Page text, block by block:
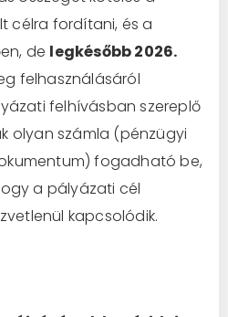
célra fordítani, és a
de legkésőbb 2026.
felhasználásáról
felhívásban szereplő
olyan számla (pénzügyi
fogadható be,
a pályázati cél
kapcsolódik.